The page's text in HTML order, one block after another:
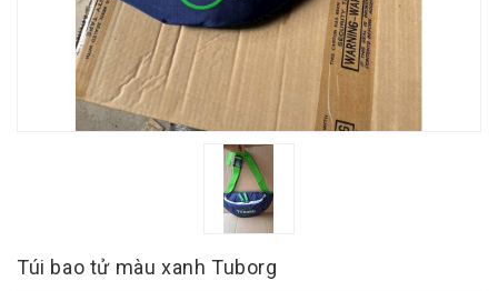
Túi bao tử màu xanh Tuborg